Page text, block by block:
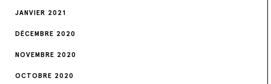
JANVIER 2021
DÉCEMBRE 2020
NOVEMBRE 2020
OCTOBRE 2020